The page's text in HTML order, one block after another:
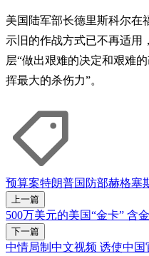
美国陆军部长德里斯科尔在
示旧的作战方式已不再适用
层“做出艰难的决定和艰难
挥最大的杀伤力”。
预算案特朗普国防部赫格塞
上一篇
500万美元的美国“金卡” 含
下一篇
中情局制中文视频 诱使中